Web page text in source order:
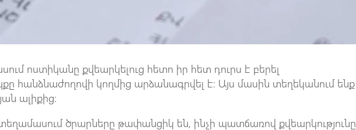
ոստիկանը քվեարկելուց հետո իր հետ դուրս է բերել
հանձնաժողովի կողմից արձանագրվել է։ Այս մասին տեղեկանում ենք
ալիքից։
ծրարները թափանցիկ են, ինչի պատճառով քվեարկությունը